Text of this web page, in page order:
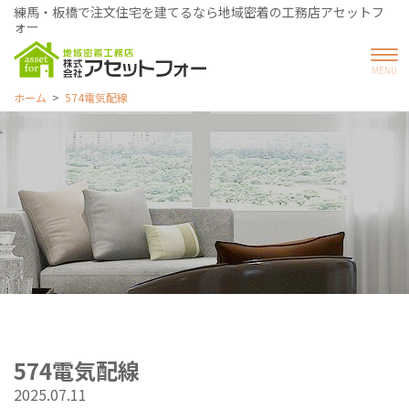
練馬・板橋で注文住宅を建てるなら地域密着の工務店アセットフ
ォー
ホーム 574電気配線
574電気配線
2025.07.11